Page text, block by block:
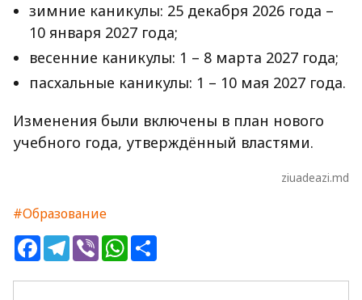
зимние каникулы: 25 декабря 2026 года –
10 января 2027 года;
весенние каникулы: 1 – 8 марта 2027 года;
пасхальные каникулы: 1 – 10 мая 2027 года.
Изменения были включены в план нового
учебного года, утверждённый властями.
ziuadeazi.md
#Образование
FacebookTelegram
ViberWhatsApp